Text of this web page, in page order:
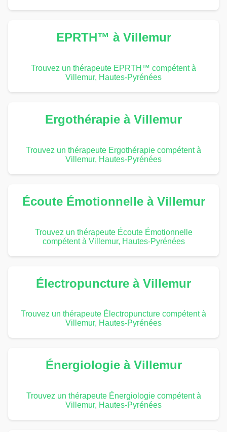
EPRTH™ à Villemur
Trouvez un thérapeute EPRTH™ compétent à
Villemur, Hautes-Pyrénées
Ergothérapie à Villemur
Trouvez un thérapeute Ergothérapie compétent à
Villemur, Hautes-Pyrénées
Écoute Émotionnelle à Villemur
Trouvez un thérapeute Écoute Émotionnelle
compétent à Villemur, Hautes-Pyrénées
Électropuncture à Villemur
Trouvez un thérapeute Électropuncture compétent à
Villemur, Hautes-Pyrénées
Énergiologie à Villemur
Trouvez un thérapeute Énergiologie compétent à
Villemur, Hautes-Pyrénées